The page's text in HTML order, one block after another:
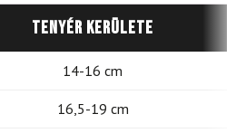
Tenyér kerülete
14-16 cm
16,5-19 cm